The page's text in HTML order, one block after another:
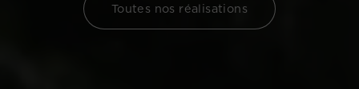
Toutes nos réalisations